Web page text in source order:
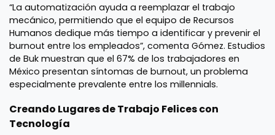
“La automatización ayuda a reemplazar el trabajo
mecánico, permitiendo que el equipo de Recursos
Humanos dedique más tiempo a identificar y prevenir el
burnout entre los empleados”, comenta Gómez. Estudios
de Buk muestran que el 67% de los trabajadores en
México presentan síntomas de burnout, un problema
especialmente prevalente entre los millennials.
Creando Lugares de Trabajo Felices con
Tecnología